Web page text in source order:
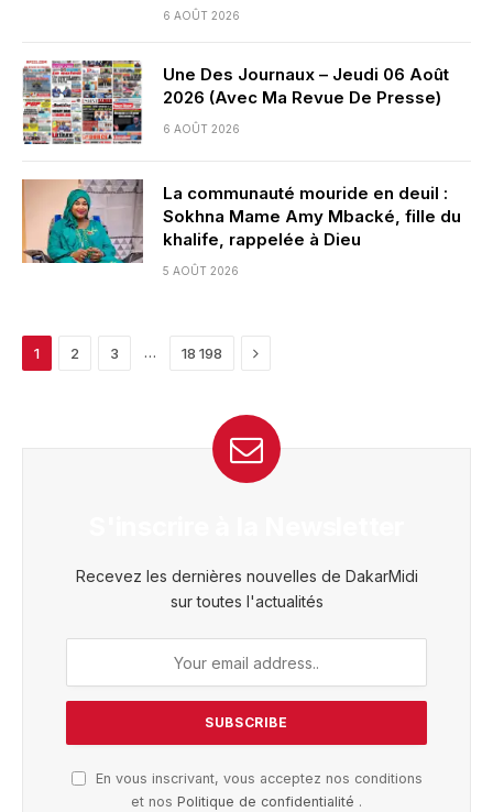
6 AOÛT 2026
Une Des Journaux – Jeudi 06 Août
2026 (Avec Ma Revue De Presse)
6 AOÛT 2026
La communauté mouride en deuil :
Sokhna Mame Amy Mbacké, fille du
khalife, rappelée à Dieu
5 AOÛT 2026
1 2 3 … 18 198 Next
Recevez les dernières nouvelles de DakarMidi
sur toutes l'actualités
En vous inscrivant, vous acceptez nos conditions
et nos Politique de confidentialité .